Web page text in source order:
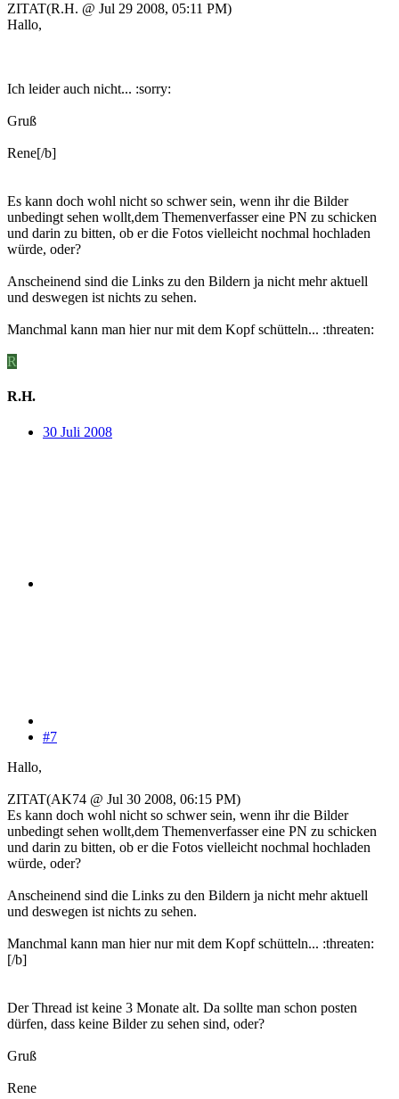
ZITAT(R.H. @ Jul 29 2008, 05:11 PM)
Hallo,
Ich leider auch nicht... :sorry:
Gruß
Rene[/b]
Es kann doch wohl nicht so schwer sein, wenn ihr die Bilder
unbedingt sehen wollt,dem Themenverfasser eine PN zu schicken
und darin zu bitten, ob er die Fotos vielleicht nochmal hochladen
würde, oder?
Anscheinend sind die Links zu den Bildern ja nicht mehr aktuell
und deswegen ist nichts zu sehen.
Manchmal kann man hier nur mit dem Kopf schütteln... :threaten:
R
R.H.
30 Juli 2008
#7
Hallo,
ZITAT(AK74 @ Jul 30 2008, 06:15 PM)
Es kann doch wohl nicht so schwer sein, wenn ihr die Bilder
unbedingt sehen wollt,dem Themenverfasser eine PN zu schicken
und darin zu bitten, ob er die Fotos vielleicht nochmal hochladen
würde, oder?
Anscheinend sind die Links zu den Bildern ja nicht mehr aktuell
und deswegen ist nichts zu sehen.
Manchmal kann man hier nur mit dem Kopf schütteln... :threaten:
[/b]
Der Thread ist keine 3 Monate alt. Da sollte man schon posten
dürfen, dass keine Bilder zu sehen sind, oder?
Gruß
Rene